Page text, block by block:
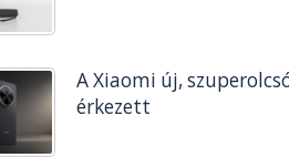
A Xiaomi új,
érkezett